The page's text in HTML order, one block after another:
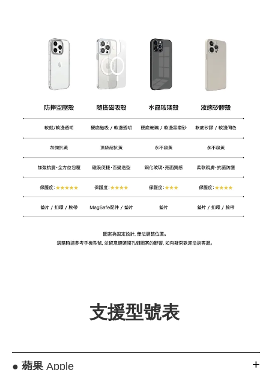
支援型號表
● 蘋果Apple